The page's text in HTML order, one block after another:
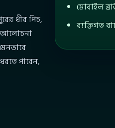
ধীর পিচ,
আলোচনা
পারেন,
মোবাইল
ব্যক্তিগত